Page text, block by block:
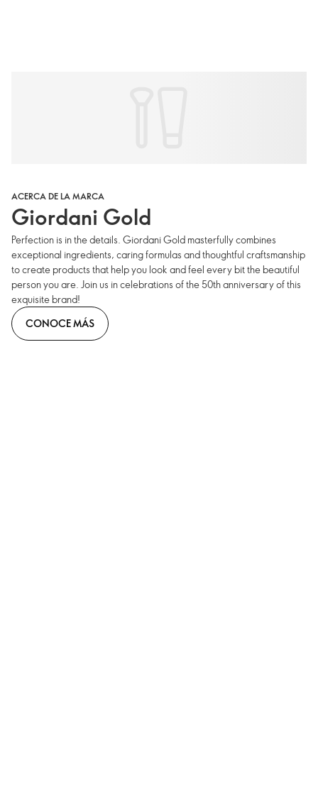
ACERCA DE LA MARCA
Giordani Gold
Perfection is in the details. Giordani Gold masterfully combines
exceptional ingredients, caring formulas and thoughtful craftsmanship
to create products that help you look and feel every bit the beautiful
person you are. Join us in celebrations of the 50th anniversary of this
exquisite brand!
CONOCE MÁS